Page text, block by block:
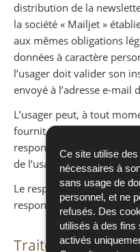
Ce site utilise
nécessaires à
sans usage de
personnel, et ne
refusés. Des
utilisés à des fins
activés
distribution de la
la société « Mailjet »
aux mêmes obligations
données à caractère
l’usager doit valider son
envoyé à l’adresse e-mail
L’usager peut, à tout
fournit dans chaque e-
responsable du site. La
de l’usager n’excède pas
Le responsable de ces
responsable de ce site.
Traitements liés à